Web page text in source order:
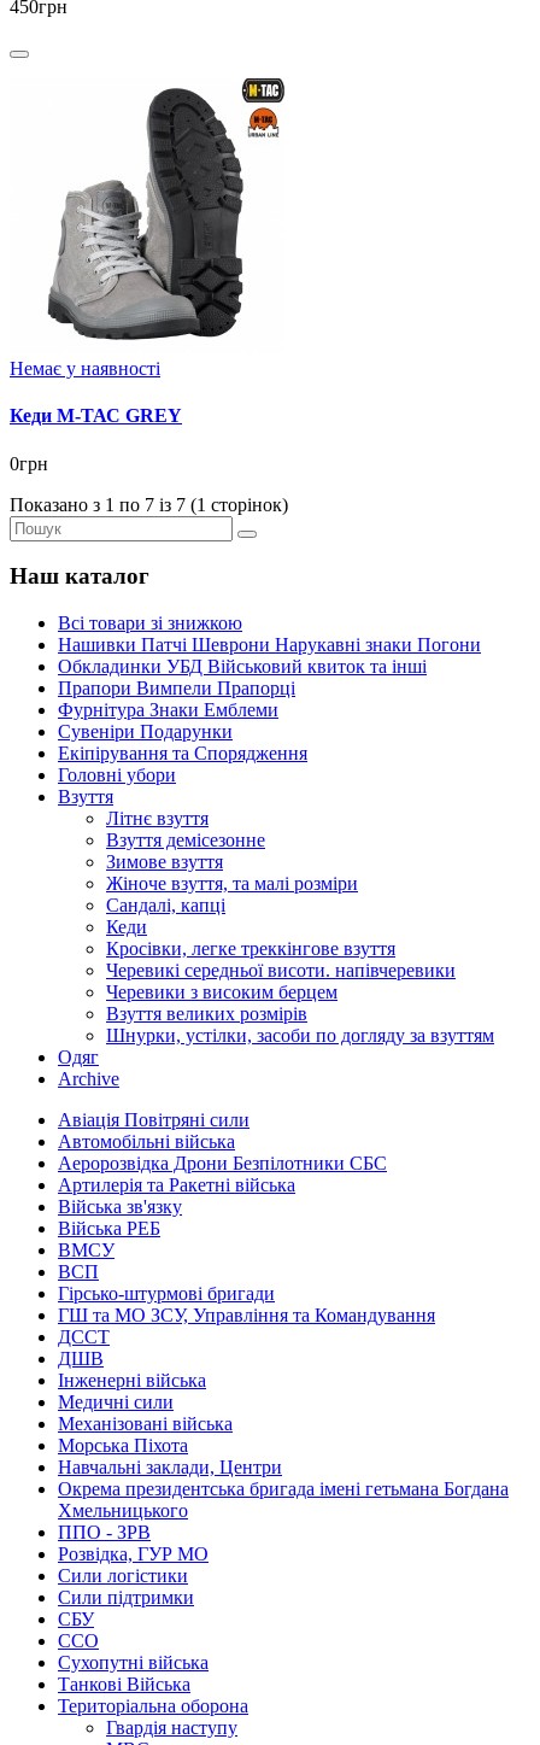
450грн
Немає у наявності
Кеди М-ТАС GREY
0грн
Показано з 1 по 7 із 7 (1 сторінок)
Наш каталог
Всі товари зі знижкою
Нашивки Патчі Шеврони Нарукавні знаки Погони
Обкладинки УБД Військовий квиток та інші
Прапори Вимпели Прапорці
Фурнітура Знаки Емблеми
Сувеніри Подарунки
Екіпірування та Спорядження
Головні убори
Взуття
Літнє взуття
Взуття демісезонне
Зимове взуття
Жіноче взуття, та малі розміри
Сандалі, капці
Кеди
Кросівки, легке треккінгове взуття
Черевикі середньої висоти. напівчеревики
Черевики з високим берцем
Взуття великих розмірів
Шнурки, устілки, засоби по догляду за взуттям
Одяг
Archive
Авіація Повітряні сили
Автомобільні війська
Аеророзвідка Дрони Безпілотники СБС
Артилерія та Ракетні війська
Війська зв'язку
Війська РЕБ
ВМСУ
ВСП
Гірсько-штурмові бригади
ГШ та МО ЗСУ, Управління та Командування
ДССТ
ДШВ
Інженерні війська
Медичні сили
Механізовані війська
Морська Піхота
Навчальні заклади, Центри
Окрема президентська бригада імені гетьмана Богдана
Хмельницького
ППО - ЗРВ
Розвідка, ГУР МО
Сили логістики
Сили підтримки
СБУ
ССО
Сухопутні війська
Танкові Війська
Територіальна оборона
Гвардія наступу